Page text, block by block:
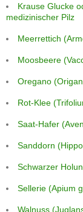
Krause Glucke
medizinischer Pilz
Meerrettich
Moosbeere
Oregano
Rot-Klee
Saat-Hafer
Sanddorn
Schwarzer
Sellerie (Apium
Walnuss